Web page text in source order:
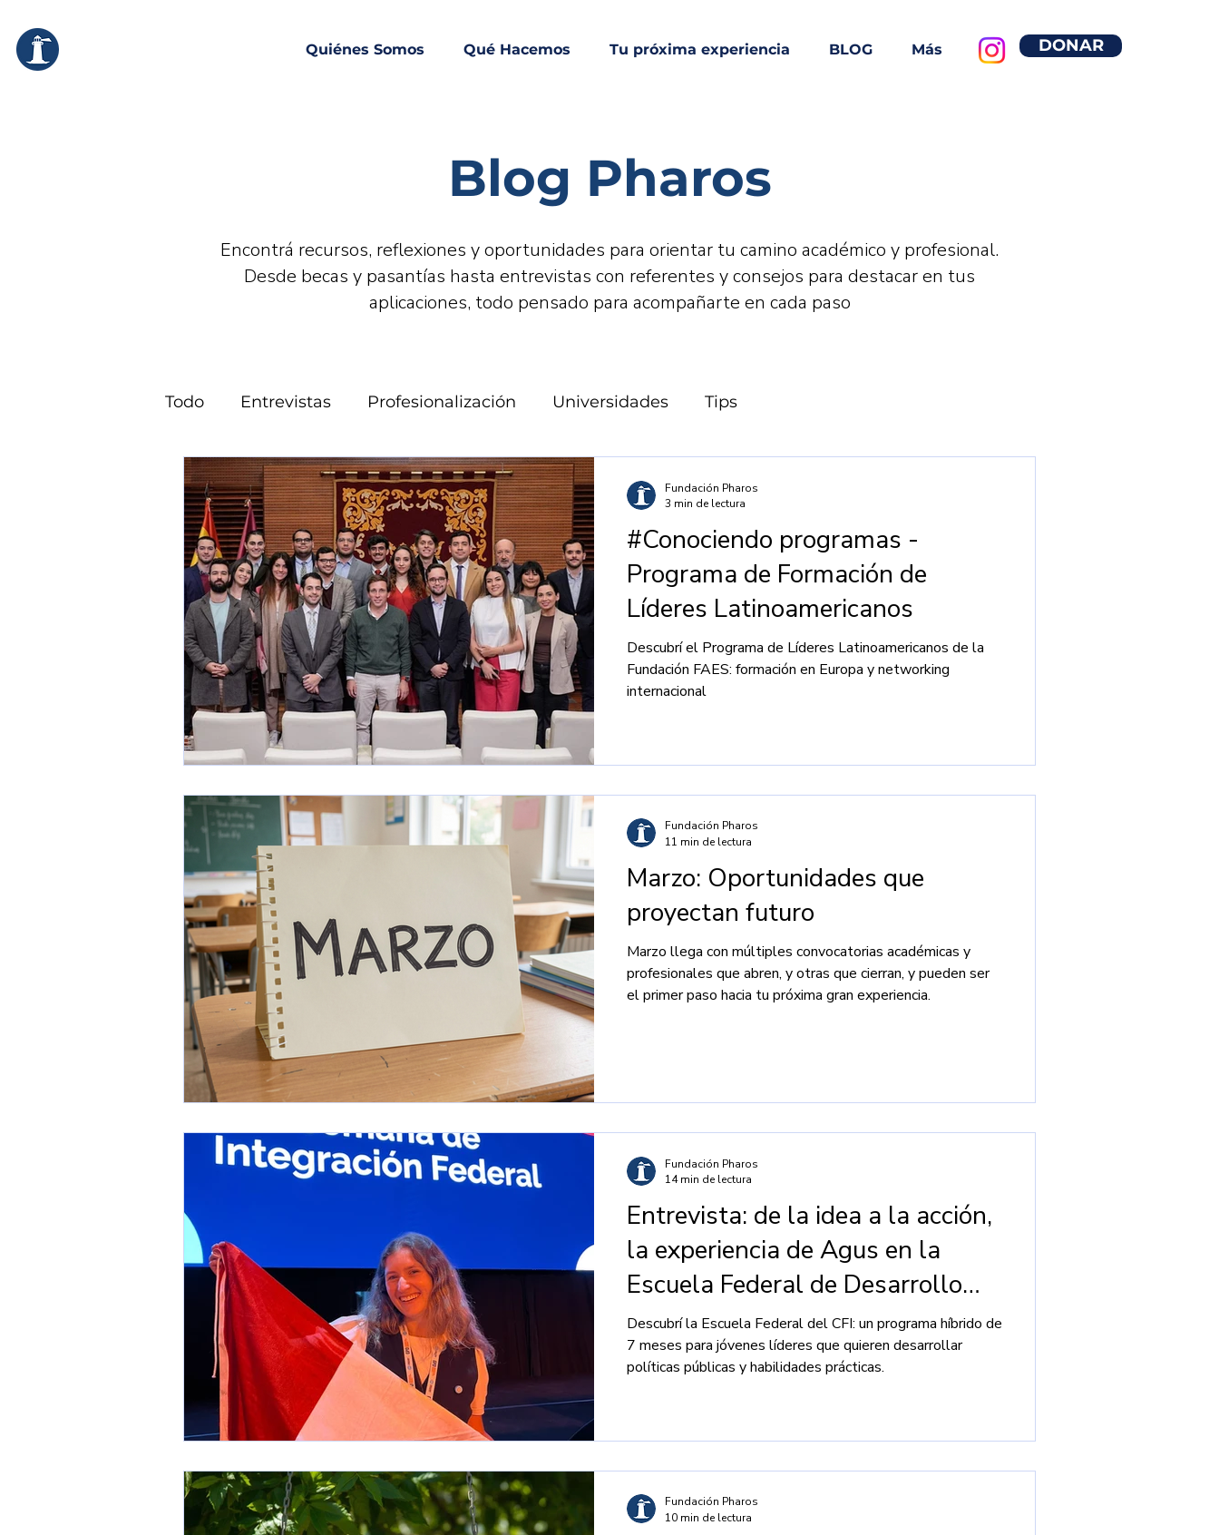
Quiénes Somos Qué Hacemos Tu próxima experiencia BLOG Más DONAR
Blog Pharos
Encontrá recursos, reflexiones y oportunidades para orientar tu camino académico y profesional.
Desde becas y pasantías hasta entrevistas con referentes y consejos para destacar en tus
aplicaciones, todo pensado para acompañarte en cada paso
Todo Entrevistas Profesionalización Universidades Tips
Programas en América del Norte Programas en Oceanía
Programas en América Latina Programas en Europa Programas en Argentina
#Conociendo programas -
Programa de Formación de
Líderes Latinoamericanos
Descubrí el Programa de Líderes Latinoamericanos de la
Fundación FAES: formación en Europa y networking
internacional
Fundación Pharos
3 min de lectura
Marzo: Oportunidades que
proyectan futuro
Marzo llega con múltiples convocatorias académicas y
profesionales que abren, y otras que cierran, y pueden ser
el primer paso hacia tu próxima gran experiencia.
Fundación Pharos
11 min de lectura
Entrevista: de la idea a la acción,
la experiencia de Agus en la
Escuela Federal de Desarrollo
del CFI
Descubrí la Escuela Federal del CFI: un programa híbrido de
7 meses para jóvenes líderes que quieren desarrollar
políticas públicas y habilidades prácticas.
Fundación Pharos
14 min de lectura
Fundación Pharos
10 min de lectura